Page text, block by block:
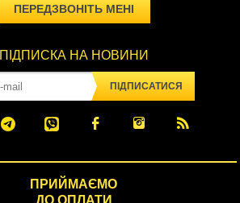
ПЕРЕДЗВОНІТЬ МЕНІ
ПІДПИСКА НА НОВИНИ
ПІДПИСАТИСЯ
ПРИЙМАЄМО